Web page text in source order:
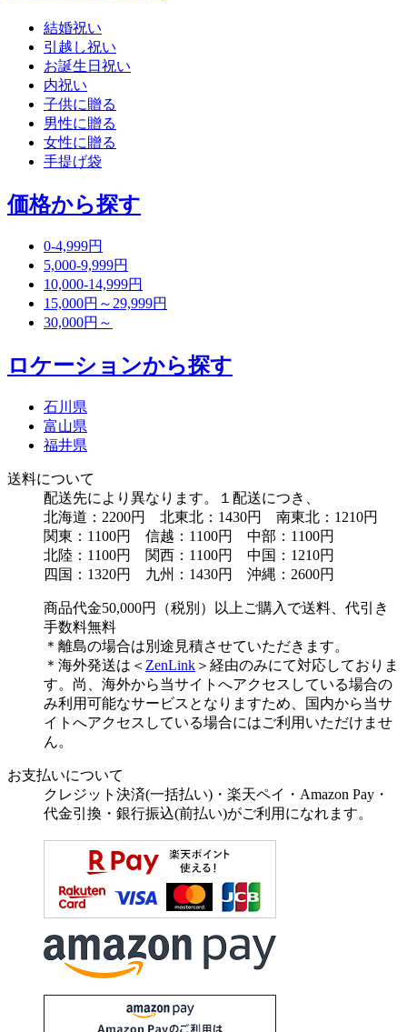
結婚祝い
引越し祝い
お誕生日祝い
内祝い
子供に贈る
男性に贈る
女性に贈る
手提げ袋
価格から探す
0-4,999円
5,000-9,999円
10,000-14,999円
15,000円～29,999円
30,000円～
ロケーションから探す
石川県
富山県
福井県
送料について
配送先により異なります。１配送につき、
北海道：2200円 北東北：1430円 南東北：1210円
関東：1100円 信越：1100円 中部：1100円
北陸：1100円 関西：1100円 中国：1210円
四国：1320円 九州：1430円 沖縄：2600円
商品代金50,000円（税別）以上ご購入で送料、代引き
手数料無料
＊離島の場合は別途見積させていただきます。
＊海外発送は＜ ZenLink ＞経由のみにて対応しておりま
す。尚、海外から当サイトへアクセスしている場合の
み利用可能なサービスとなりますため、国内から当サ
イトへアクセスしている場合にはご利用いただけませ
ん。
お支払いについて
クレジット決済(一括払い)・楽天ペイ・Amazon Pay・
代金引換・銀行振込(前払い)がご利用になれます。